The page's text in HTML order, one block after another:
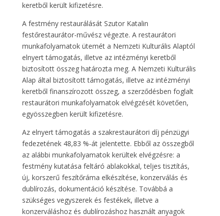
keretből került kifizetésre.
A festmény restaurálását Szutor Katalin
festőrestaurátor-művész végezte. A restaurátori
munkafolyamatok ütemét a Nemzeti Kulturális Alaptól
elnyert támogatás, illetve az intézményi keretből
biztosított összeg határozta meg. A Nemzeti Kulturális
Alap által biztosított támogatás, illetve az intézményi
keretből finanszírozott összeg, a szerződésben foglalt
restaurátori munkafolyamatok elvégzését követően,
egyösszegben került kifizetésre.
Az elnyert támogatás a szakrestaurátori díj pénzügyi
fedezetének 48,83 %-át jelentette. Ebből az összegből
az alábbi munkafolyamatok kerültek elvégzésre: a
festmény kutatása feltáró ablakokkal, teljes tisztítás,
új, korszerű feszítőráma elkészítése, konzerválás és
dublírozás, dokumentáció készítése. Továbbá a
szükséges vegyszerek és festékek, illetve a
konzerváláshoz és dublírozáshoz használt anyagok